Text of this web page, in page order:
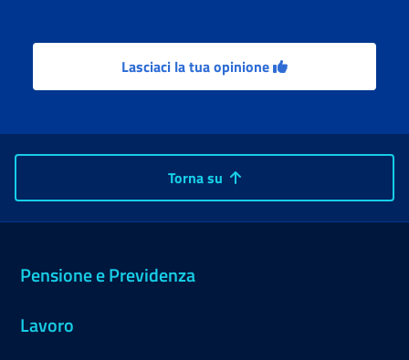
Lasciaci la tua opinione
Torna su
Pensione e Previdenza
Lavoro